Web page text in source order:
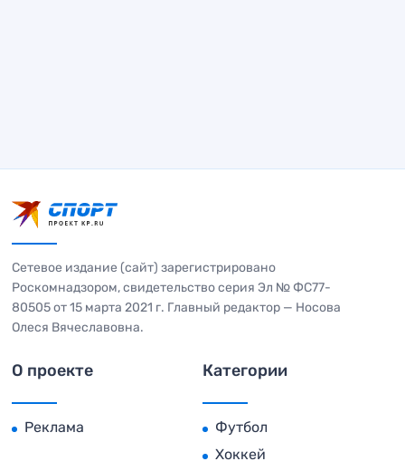
Сетевое издание (сайт) зарегистрировано
Роскомнадзором, свидетельство серия Эл № ФС77-
80505 от 15 марта 2021 г. Главный редактор — Носова
Олеся Вячеславовна.
О проекте
Реклама
Категории
Футбол
Хоккей